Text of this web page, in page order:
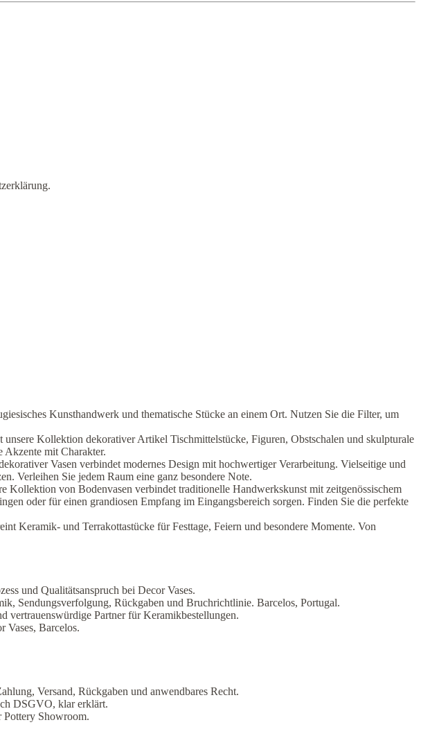
Kunsthandwerk und thematische Stücke an einem Ort. Nutzen Sie die Filter, um
Kollektion dekorativer Artikel Tischmittelstücke, Figuren, Obstschalen und skulpturale
Akzente mit Charakter.
Vasen verbindet modernes Design mit hochwertiger Verarbeitung. Vielseitige und
Verleihen Sie jedem Raum eine ganz besondere Note.
Kollektion von Bodenvasen verbindet traditionelle Handwerkskunst mit zeitgenössischem
oder für einen grandiosen Empfang im Eingangsbereich sorgen. Finden Sie die perfekte
Keramik- und Terrakottastücke für Festtage, Feiern und besondere Momente. Von
und Qualitätsanspruch bei Decor Vases.
Sendungsverfolgung, Rückgaben und Bruchrichtlinie. Barcelos, Portugal.
vertrauenswürdige Partner für Keramikbestellungen.
Vases, Barcelos.
Versand, Rückgaben und anwendbares Recht.
DSGVO, klar erklärt.
Pottery Showroom.